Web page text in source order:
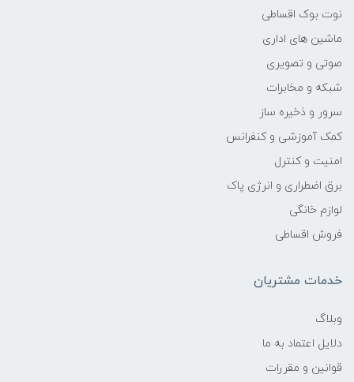
نوت بوک اقساطی
ماشین های اداری
صوتی و تصویری
شبکه و مخابرات
سرور و ذخیره ساز
کمک آموزشی و کنفرانس
امنیت و کنترل
برق اضطراری و انرژی پاک
لوازم خانگی
فروش اقساطی
خدمات مشتریان
وبلاگ
دلایل اعتماد به ما
قوانین و مقررات